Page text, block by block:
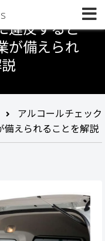
違反すると
が備えられ
アルコールチェック
備えられることを解説